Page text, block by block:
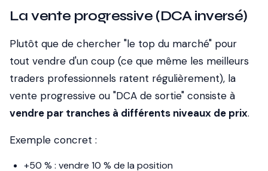
La vente progressive (DCA inversé)
Plutôt que de chercher "le top du marché" pour
tout vendre d'un coup (ce que même les meilleurs
traders professionnels ratent régulièrement), la
vente progressive ou "DCA de sortie" consiste à
vendre par tranches à différents niveaux de prix.
Exemple concret :
+50 % : vendre 10 % de la position